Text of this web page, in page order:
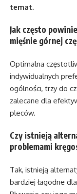
temat.
Jak często
mięśnie górnej
Optimalna
indywidualnych
ogólności, trzy do
zalecane dla
pleców.
Czy istnieją
problemami
Tak, istnieją
bardziej łagodne